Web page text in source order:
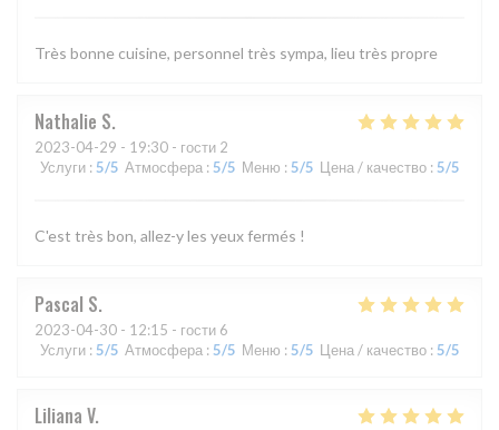
Très bonne cuisine, personnel très sympa, lieu très propre
Nathalie S
2023-04-29 - 19:30 - гости 2
Услуги : 5/5 Атмосфера : 5/5 Меню : 5/5 Цена / качество : 5/5
C'est très bon, allez-y les yeux fermés !
Pascal S
2023-04-30 - 12:15 - гости 6
Услуги : 5/5 Атмосфера : 5/5 Меню : 5/5 Цена / качество : 5/5
Liliana V